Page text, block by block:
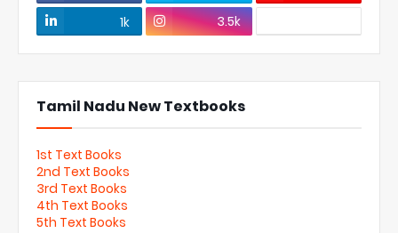
1k
3.5k
Tamil Nadu New Textbooks
1st Text Books
2nd Text Books
3rd Text Books
4th Text Books
5th Text Books